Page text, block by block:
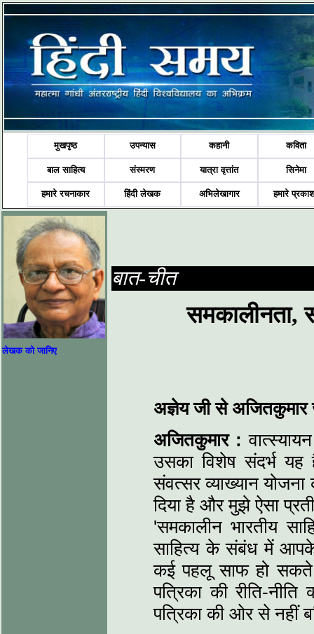
मुखपृष्ठ उपन्यास कहानी कविता
बाल साहित्य संस्मरण यात्रा वृत्तांत सिनेमा
हमारे रचनाकार हिंदी लेखक अभिलेखागार हमारे
लेखक को जानिए
बात-चीत
समकालीनता,
अज्ञेय जी से अजितकुमार
अजितकुमार :
उसका विशेष संदर्भ यह
संवत्सर व्याख्यान
दिया है और मुझे ऐसा
'समकालीन भारतीय
साहित्य के संबंध में आपके
कई पहलू साफ हो
पत्रिका की रीति-
पत्रिका की ओर से नहीं